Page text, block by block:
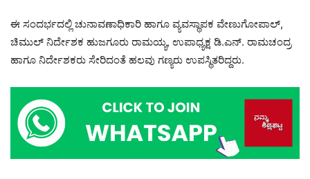
ಈ ಸಂದರ್ಭದಲ್ಲಿ ಚುನಾವಣಾಧಿಕಾರಿ ಹಾಗೂ ವ್ಯವಸ್ಥಾಪಕ ವೇಣುಗೋಪಾಲ್,
ಚಿಮುಲ್ ನಿರ್ದೇಶಕ ಹುಜಗೂರು ರಾಮಯ್ಯ, ಉಪಾಧ್ಯಕ್ಷ ಡಿ.ಎನ್. ರಾಮಚಂದ್ರ
ಹಾಗೂ ನಿರ್ದೇಶಕರು ಸೇರಿದಂತೆ ಹಲವು ಗಣ್ಯರು ಉಪಸ್ಥಿತರಿದ್ದರು.